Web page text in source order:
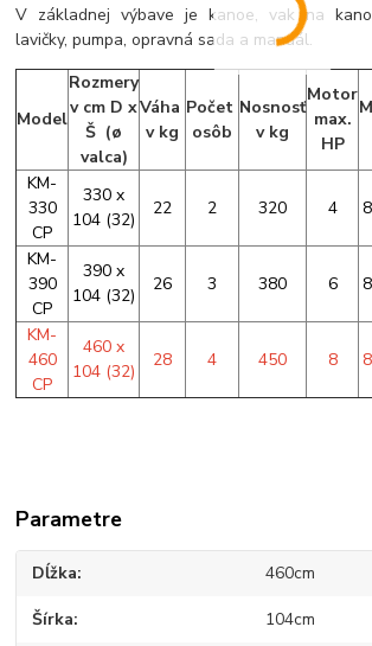
V základnej výbave je kanoe, vak na
lavičky, pumpa, opravná sada a manuál.
Model
Rozmery
v cm D x
Š (ø
valca)
Váha
v kg
Počet
osôb
Nosnosť
v kg
Motor
max.
HP
KM-
330
CP
330 x
104 (32)
22 2 320 4
KM-
390
CP
390 x
104 (32)
26 3 380 6
KM-
460
CP
460 x
104 (32)
28 4 450 8
Parametre
Dĺžka 460cm
Šírka 104cm